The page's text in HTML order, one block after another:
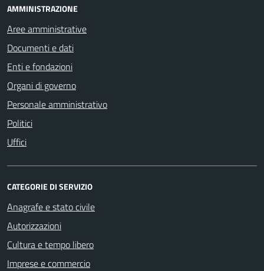
AMMINISTRAZIONE
Aree amministrative
Documenti e dati
Enti e fondazioni
Organi di governo
Personale amministrativo
Politici
Uffici
CATEGORIE DI SERVIZIO
Anagrafe e stato civile
Autorizzazioni
Cultura e tempo libero
Imprese e commercio